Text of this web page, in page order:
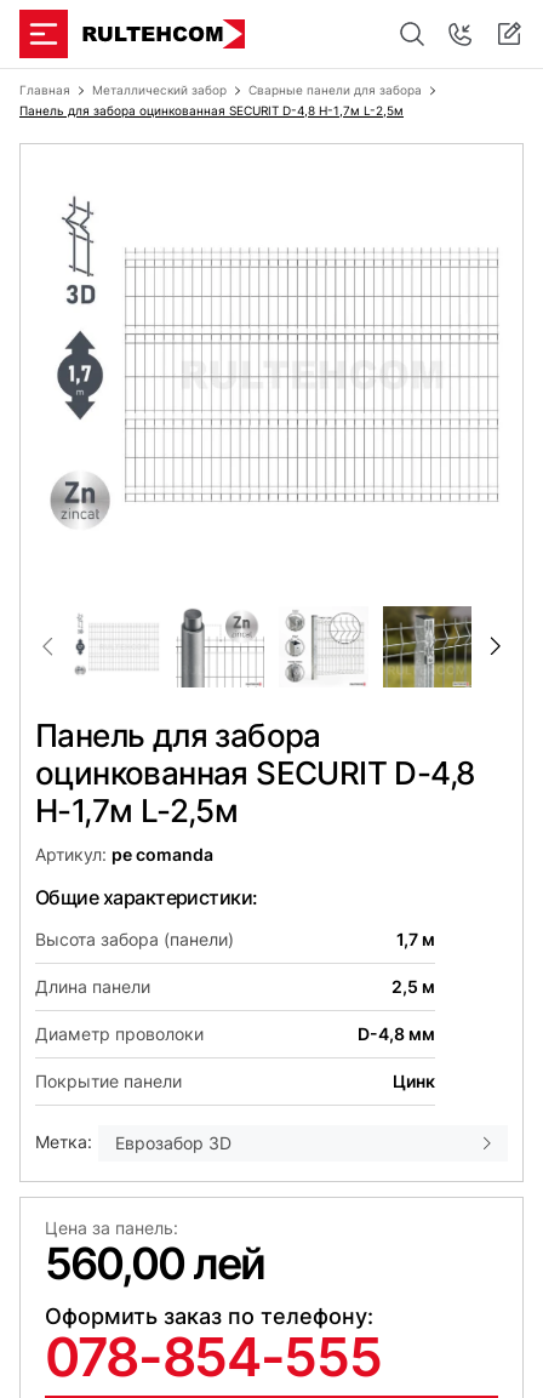
Главная Металлический забор
Сварные панели для забора
Панель для забора оцинкованная SECURIT D-4,8 H-1,7м L-2,5м
Панель для забора
оцинкованная SECURIT D-4,8
H-1,7м L-2,5м
Артикул: pe comanda
Общие характеристики:
Высота забора (панели) 1,7 м
Длина панели 2,5 м
Диаметр проволоки D-4,8 мм
Покрытие панели Цинк
Метка: Еврозабор 3D
Цена за панель:
560,00 лей
Оформить заказ по телефону:
078-854-555